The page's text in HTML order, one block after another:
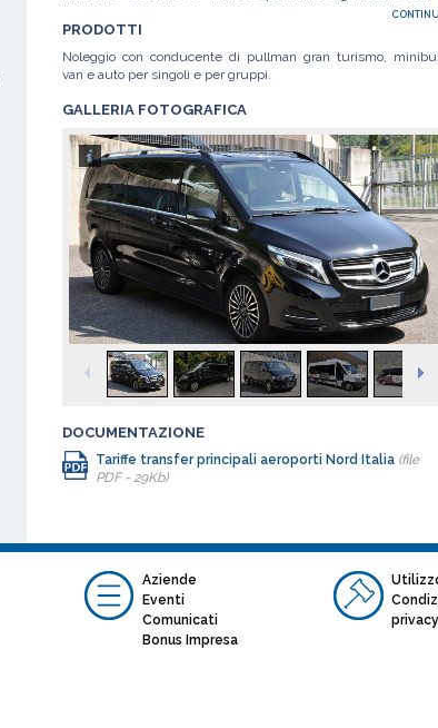
escursioni, avvalendoci della collaborazione e dell’esperienza
validi tour operator.
PRODOTTI
Noleggio con conducente di pullman gran turismo,
van e auto per singoli e per gruppi.
GALLERIA FOTOGRAFICA
DOCUMENTAZIONE
Tariffe transfer principali aeroporti Nord Italia (file
PDF - 29Kb)
Aziende
Eventi
Comunicati
Bonus Impresa
privacy